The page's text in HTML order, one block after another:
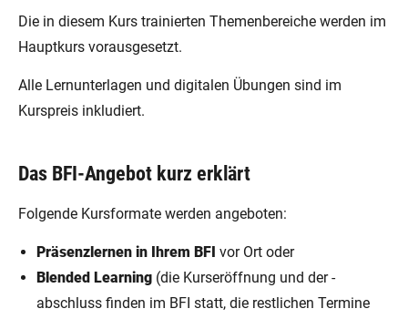
Die in diesem Kurs trainierten Themenbereiche werden im
Hauptkurs vorausgesetzt.
Alle Lernunterlagen und digitalen Übungen sind im
Kurspreis inkludiert.
Das BFI-Angebot kurz erklärt
Folgende Kursformate werden angeboten:
Präsenzlernen in Ihrem BFI vor Ort oder
Blended Learning (die Kurseröffnung und der -
abschluss finden im BFI statt, die restlichen Termine